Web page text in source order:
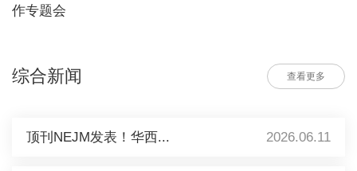
作专题会
综合新闻 查看更多
顶刊NEJM发表！华西... 2026.06.11